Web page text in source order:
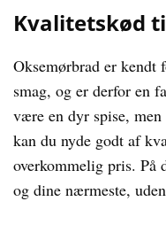
Kvalitetskød
Oksemørbrad er kendt
smag, og er derfor en
være en dyr spise,
kan du nyde godt af
overkommelig pris. På
og dine nærmeste,